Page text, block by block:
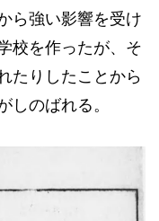
ら強い影響を受け
校を作ったが、そ
たりしたことから
しのばれる。